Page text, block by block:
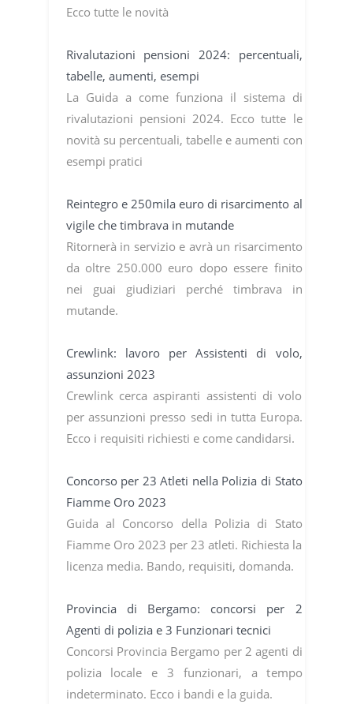
Ecco tutte le novità
Rivalutazioni pensioni 2024: percentuali,
tabelle, aumenti, esempi
La Guida a come funziona il sistema di
rivalutazioni pensioni 2024. Ecco tutte le
novità su percentuali, tabelle e aumenti con
esempi pratici
Reintegro e 250mila euro di risarcimento al
vigile che timbrava in mutande
Ritornerà in servizio e avrà un risarcimento
da oltre 250.000 euro dopo essere finito
nei guai giudiziari perché timbrava in
mutande.
Crewlink: lavoro per Assistenti di volo,
assunzioni 2023
Crewlink cerca aspiranti assistenti di volo
per assunzioni presso sedi in tutta Europa.
Ecco i requisiti richiesti e come candidarsi.
Concorso per 23 Atleti nella Polizia di Stato
Fiamme Oro 2023
Guida al Concorso della Polizia di Stato
Fiamme Oro 2023 per 23 atleti. Richiesta la
licenza media. Bando, requisiti, domanda.
Provincia di Bergamo: concorsi per 2
Agenti di polizia e 3 Funzionari tecnici
Concorsi Provincia Bergamo per 2 agenti di
polizia locale e 3 funzionari, a tempo
indeterminato. Ecco i bandi e la guida.